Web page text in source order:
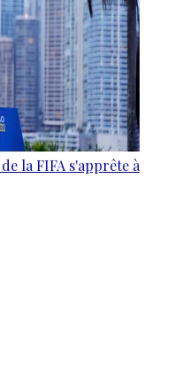
la FIFA s'apprête à